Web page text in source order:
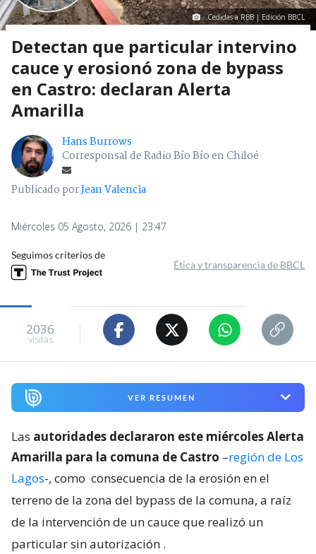
Cedidas a RBB | Edición BBCL
Detectan que particular intervino
cauce y erosionó zona de bypass
en Castro: declaran Alerta
Amarilla
Hans Burrows
Corresponsal de Radio Bío Bío en Chiloé
Publicado porJean Valencia
Miércoles 05 Agosto, 2026 | 23:47
Seguimos criterios de
Ética y transparencia de BBCL
2036
visitas
VER RESUMEN
Las autoridades declararon este miércoles Alerta
Amarilla para la comuna de Castro –región de Los
Lagos-, como consecuencia de la erosión en el
terreno de la zona del bypass de la comuna, a raíz
de la intervención de un cauce que realizó un
particular sin autorización .